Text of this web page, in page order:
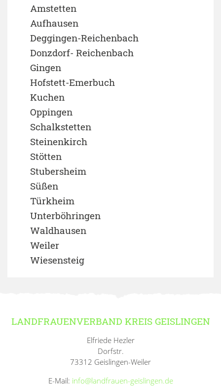
Amstetten
Aufhausen
Deggingen-Reichenbach
Donzdorf- Reichenbach
Gingen
Hofstett-Emerbuch
Kuchen
Oppingen
Schalkstetten
Steinenkirch
Stötten
Stubersheim
Süßen
Türkheim
Unterböhringen
Waldhausen
Weiler
Wiesensteig
LANDFRAUENVERBAND KREIS GEISLINGEN
Elfriede Hezler
Dorfstr.
73312 Geislingen-Weiler
E-Mail: info@landfrauen-geislingen.de